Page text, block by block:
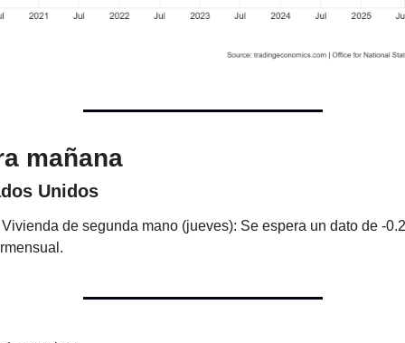
mañana
Unidos
de segunda mano (jueves): Se espera un dato de -